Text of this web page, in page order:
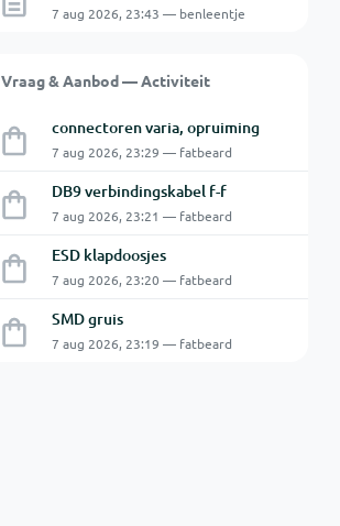
7 aug 2026, 23:43 — benleentje
Vraag & Aanbod — Activiteit
connectoren varia, opruiming
7 aug 2026, 23:29 — fatbeard
DB9 verbindingskabel f-f
7 aug 2026, 23:21 — fatbeard
ESD klapdoosjes
7 aug 2026, 23:20 — fatbeard
SMD gruis
7 aug 2026, 23:19 — fatbeard